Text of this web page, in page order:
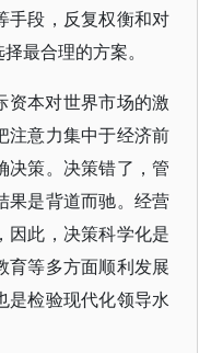
手段，反复权衡和对
最合理的方案。
资本对世界市场的激
注意力集中于经济前
决策。决策错了，管
果是背道而驰。经营
因此，决策科学化是
育等多方面顺利发展
是检验现代化领导水